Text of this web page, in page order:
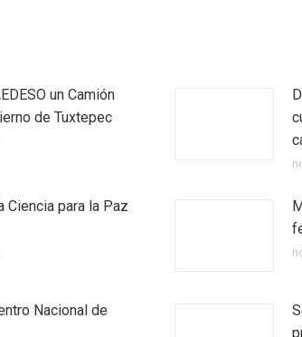
un Camión
de Tuxtepec
Ciencia para la Paz
Nacional de